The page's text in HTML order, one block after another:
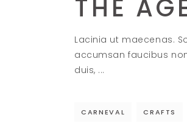
THE
Lacinia ut maecenas.
accumsan faucibus
duis,
CARNEVAL CRAFTS